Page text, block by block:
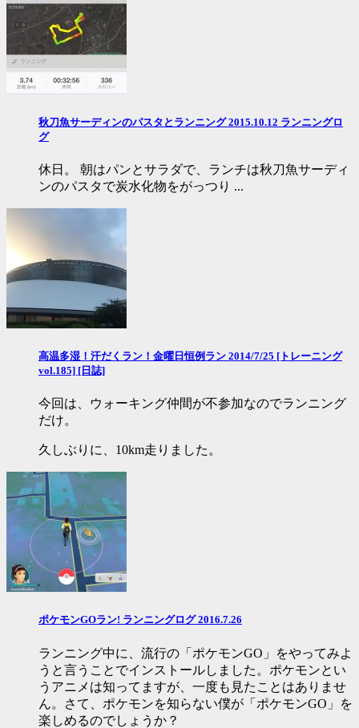
秋刀魚サーディンのパスタとランニング 2015.10.12 ランニングロ
グ
休日。 朝はパンとサラダで、ランチは秋刀魚サーディ
ンのパスタで炭水化物をがっつり ...
高温多湿！汗だくラン！金曜日恒例ラン 2014/7/25 [トレーニング
vol.185] [日誌]
今回は、ウォーキング仲間が不参加なのでランニング
だけ。
久しぶりに、10km走りました。
ポケモンGOラン! ランニングログ 2016.7.26
ランニング中に、流行の「ポケモンGO」をやってみよ
うと言うことでインストールしました。ポケモンとい
うアニメは知ってますが、一度も見たことはありませ
ん。さて、ポケモンを知らない僕が「ポケモンGO」を
楽しめるのでしょうか？